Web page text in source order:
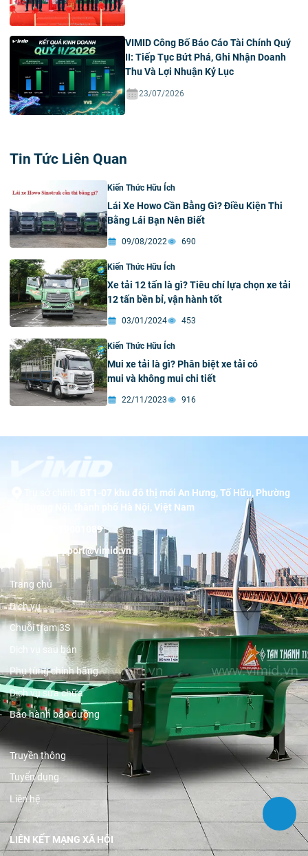
VIMID Công Bố Báo Cáo Tài Chính Quý
II: Tiếp Tục Bứt Phá, Ghi Nhận Doanh
Thu Và Lợi Nhuận Kỷ Lục
23/07/2026
Tin Tức Liên Quan
Kiến Thức Hữu Ích
Lái Xe Howo Cần Bằng Gì? Điều Kiện Thi
Bằng Lái Bạn Nên Biết
09/08/2022 690
Kiến Thức Hữu Ích
Xe tải 12 tấn là gì? Tiêu chí lựa chọn xe tải
12 tấn bền bỉ, vận hành tốt
03/01/2024 453
Kiến Thức Hữu Ích
Mui xe tải là gì? Phân biệt xe tải có
mui và không mui chi tiết
22/11/2023 916
BT1-07 khu đô thị mới An Hưng, Tố Hữu, Phường
Dương Nội, thành phố Hà Nội, Việt Nam
19001089
support@vimid.vn
Trang chủ
Dịch vụ
Chuỗi trạm 3S
Dịch vụ sau bán
Phụ tùng chính hãng
Dịch vụ sửa chữa
Bảo hành bảo dưỡng
Truyền thông
Tuyển dụng
Liên hệ
LIÊN KẾT MẠNG XÃ HỘI